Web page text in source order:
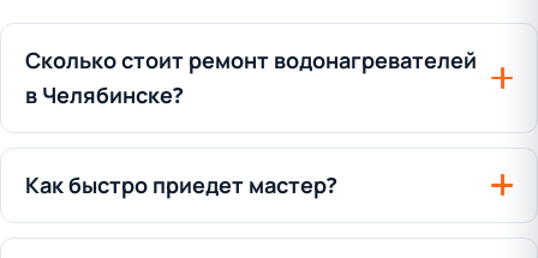
Сколько стоит ремонт водонагревателей
в Челябинске?
Как быстро приедет мастер?